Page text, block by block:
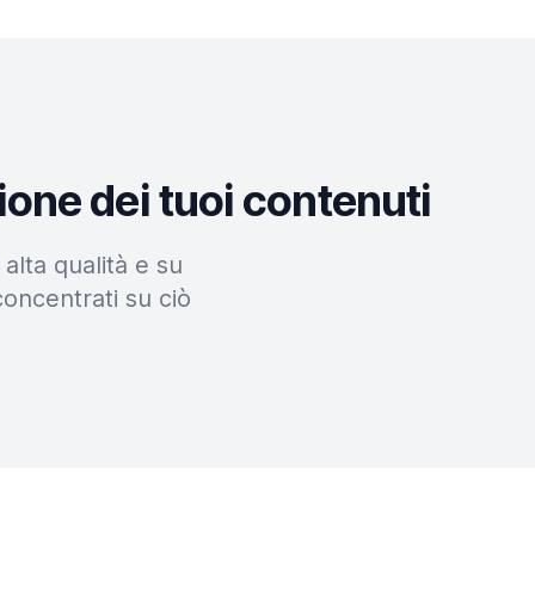
dei tuoi contenuti
qualità e su
su ciò